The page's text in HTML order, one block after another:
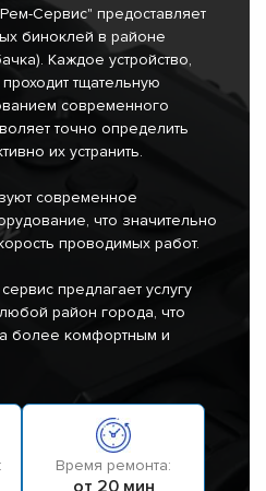
Сервис" предоставляет
биноклей в районе
Каждое устройство,
тщательную
современного
точно определить
их устранить.
современное
что значительно
проводимых работ.
предлагает услугу
район города, что
более комфортным и
Время ремонта: